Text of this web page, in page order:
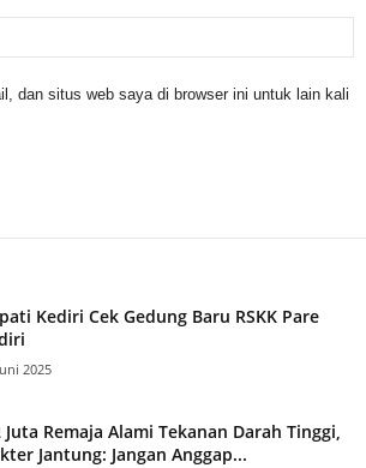
dan situs web saya di browser ini untuk lain kali
Kediri Cek Gedung Baru RSKK Pare
2025
Juta Remaja Alami Tekanan Darah Tinggi,
Jantung: Jangan Anggap...